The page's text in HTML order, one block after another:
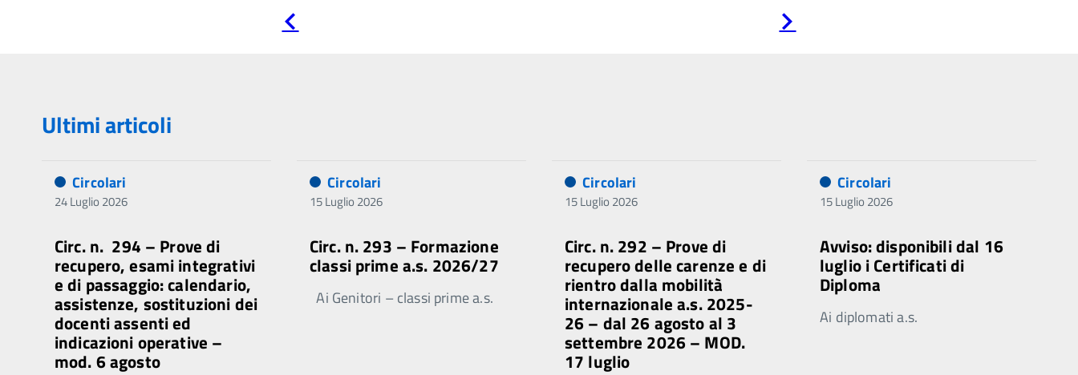
precedente successiva
Ultimi articoli
Circolari
24 Luglio 2026
Circ. n. 294 – Prove di
recupero, esami integrativi
e di passaggio: calendario,
assistenze, sostituzioni dei
docenti assenti ed
indicazioni operative –
mod. 6 agosto
Circolari
15 Luglio 2026
Circ. n. 293 – Formazione
classi prime a.s. 2026/27
Ai Genitori – classi prime a.s.
Circolari
15 Luglio 2026
Circ. n. 292 – Prove di
recupero delle carenze e di
rientro dalla mobilità
internazionale a.s. 2025-
26 – dal 26 agosto al 3
settembre 2026 – MOD.
17 luglio
Circolari
15 Luglio 2026
Avviso: disponibili dal 16
luglio i Certificati di
Diploma
Ai diplomati a.s.